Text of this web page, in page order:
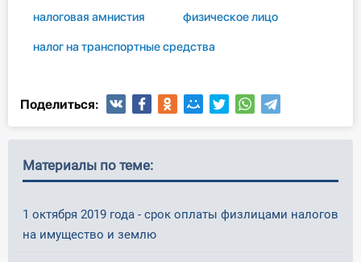
налоговая амнистия физическое лицо
налог на транспортные средства
Поделиться:
Материалы по теме:
1 октября 2019 года - срок оплаты физлицами налогов
на имущество и землю